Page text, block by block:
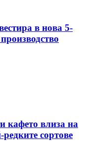
в нова 5-
кафето влиза на
сортове